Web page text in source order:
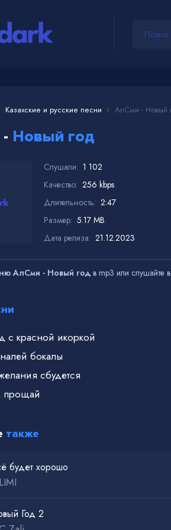
Казахские и русские песни АлСми - Новый
Новый год
Слушали: 1 102
Качество: 256 kbps
Длительность: 2:47
Размер: 5.17 MB
Дата релиза: 21.12.2023
АлСми - Новый год в mp3 или слушайте
с красной икоркой
бокалы
сбудется
прощай
также
будет хорошо
Год 2